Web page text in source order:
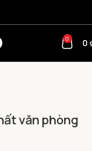
0 0
văn phòng